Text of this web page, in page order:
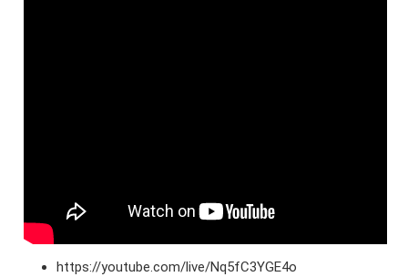
https://youtube.com/live/Nq5fC3YGE4o